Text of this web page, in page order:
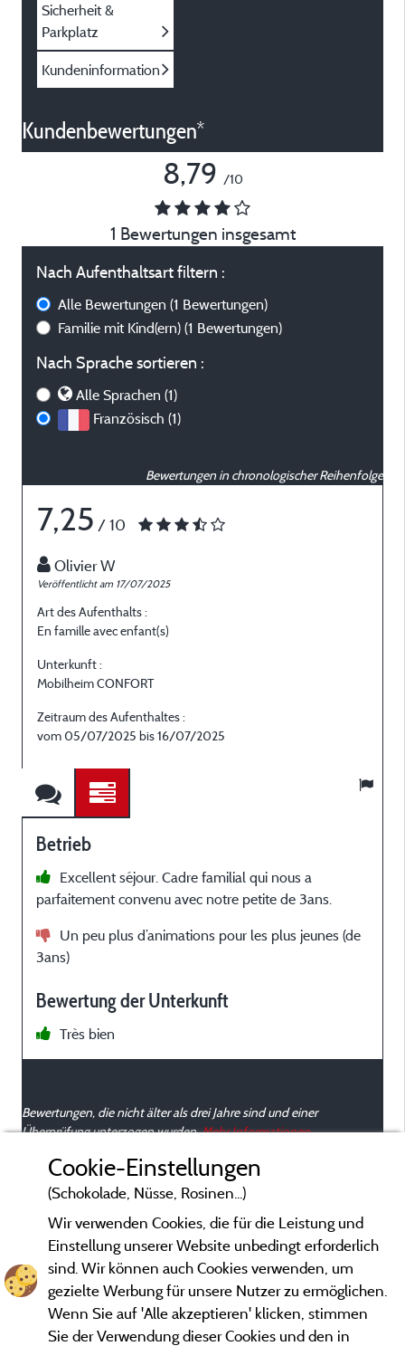
Sicherheit &
Parkplatz
Kundeninformation
Kundenbewertungen*
8,79 /10
1 Bewertungen insgesamt
Nach Aufenthaltsart filtern :
Alle Bewertungen (1 Bewertungen)
Familie mit Kind(ern) (1 Bewertungen)
Nach Sprache sortieren :
Alle Sprachen (1)
Französisch (1)
Bewertungen in chronologischer Reihenfolge
7,25 / 10
Olivier W
Veröffentlicht am 17/07/2025
Art des Aufenthalts :
En famille avec enfant(s)
Unterkunft :
Mobilheim CONFORT
Zeitraum des Aufenthaltes :
vom 05/07/2025 bis 16/07/2025
Betrieb
Excellent séjour. Cadre familial qui nous a
parfaitement convenu avec notre petite de 3ans.
Un peu plus d’animations pour les plus jeunes (de
3ans)
Bewertung der Unterkunft
Très bien
Bewertungen, die nicht älter als drei Jahre sind und einer
Überprüfung unterzogen wurden.Mehr Informationen
Cookie-Einstellungen
(Schokolade, Nüsse, Rosinen...)
Wir verwenden Cookies, die für die Leistung und
Einstellung unserer Website unbedingt erforderlich
sind. Wir können auch Cookies verwenden, um
gezielte Werbung für unsere Nutzer zu ermöglichen.
Wenn Sie auf 'Alle akzeptieren' klicken, stimmen
Sie der Verwendung dieser Cookies und den in